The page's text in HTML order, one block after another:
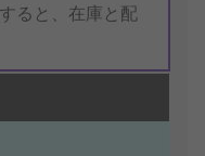
ると、在庫と配